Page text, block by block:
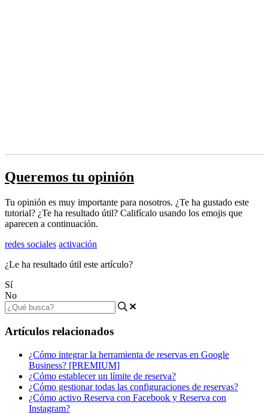
Queremos tu opinión
Tu opinión es muy importante para nosotros. ¿Te ha gustado este
tutorial? ¿Te ha resultado útil? Califícalo usando los emojis que
aparecen a continuación.
redes sociales activación
¿Le ha resultado útil este artículo?
Sí
No
Artículos relacionados
¿Cómo integrar la herramienta de reservas en Google
Business? [PREMIUM]
¿Cómo establecer un límite de reserva?
¿Cómo gestionar todas las configuraciones de reservas?
¿Cómo activo Reserva con Facebook y Reserva con
Instagram?